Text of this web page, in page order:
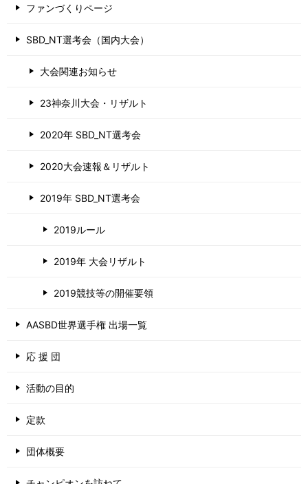
ファンづくりページ
SBD_NT選考会（国内大会）
大会関連お知らせ
23神奈川大会・リザルト
2020年 SBD_NT選考会
2020大会速報＆リザルト
2019年 SBD_NT選考会
2019ルール
2019年 大会リザルト
2019競技等の開催要領
AASBD世界選手権 出場一覧
応 援 団
活動の目的
定款
団体概要